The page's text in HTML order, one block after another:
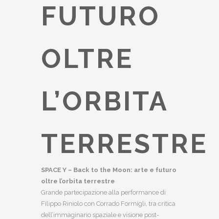
FUTURO
OLTRE
L’ORBITA
TERRESTRE
SPACE Y – Back to the Moon: arte e futuro
oltre l’orbita terrestre
Grande partecipazione alla performance di
Filippo Riniolo con Corrado Formigli, tra critica
dell’immaginario spaziale e visione post-